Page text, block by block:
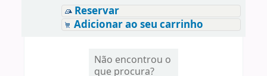
Reservar
Adicionar ao seu carrinho
Não encontrou o
que procura?